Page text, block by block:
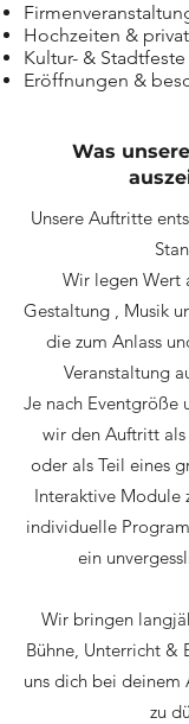
Hochzeiten &
Kultur- & Stadtfeste
Eröffnungen &
Was
Unsere Auftritte
Wir legen Wert
Gestaltung , Musik
die zum Anlass
Veranstaltung
Je nach Eventgröße
wir den Auftritt als
oder als Teil eines
Interaktive Module
individuelle
ein
Wir bringen
Bühne, Unterricht &
uns dich bei deinem
zu